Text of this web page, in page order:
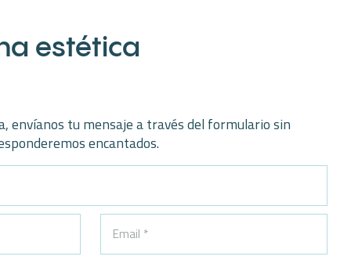
estética
envíanos tu mensaje a través del formulario sin
encantados.